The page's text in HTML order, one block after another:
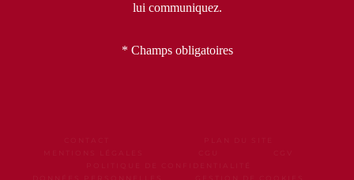
lui communiquez.
* Champs obligatoires